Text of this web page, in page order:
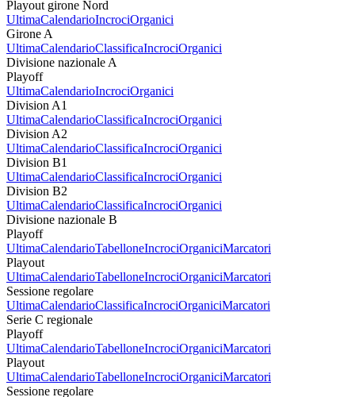
Playout girone Nord
UltimaCalendarioIncrociOrganici
Girone A
UltimaCalendarioClassificaIncrociOrganici
Divisione nazionale A
Playoff
UltimaCalendarioIncrociOrganici
Division A1
UltimaCalendarioClassificaIncrociOrganici
Division A2
UltimaCalendarioClassificaIncrociOrganici
Division B1
UltimaCalendarioClassificaIncrociOrganici
Division B2
UltimaCalendarioClassificaIncrociOrganici
Divisione nazionale B
Playoff
UltimaCalendarioTabelloneIncrociOrganiciMarcatori
Playout
UltimaCalendarioTabelloneIncrociOrganiciMarcatori
Sessione regolare
UltimaCalendarioClassificaIncrociOrganiciMarcatori
Serie C regionale
Playoff
UltimaCalendarioTabelloneIncrociOrganiciMarcatori
Playout
UltimaCalendarioTabelloneIncrociOrganiciMarcatori
Sessione regolare